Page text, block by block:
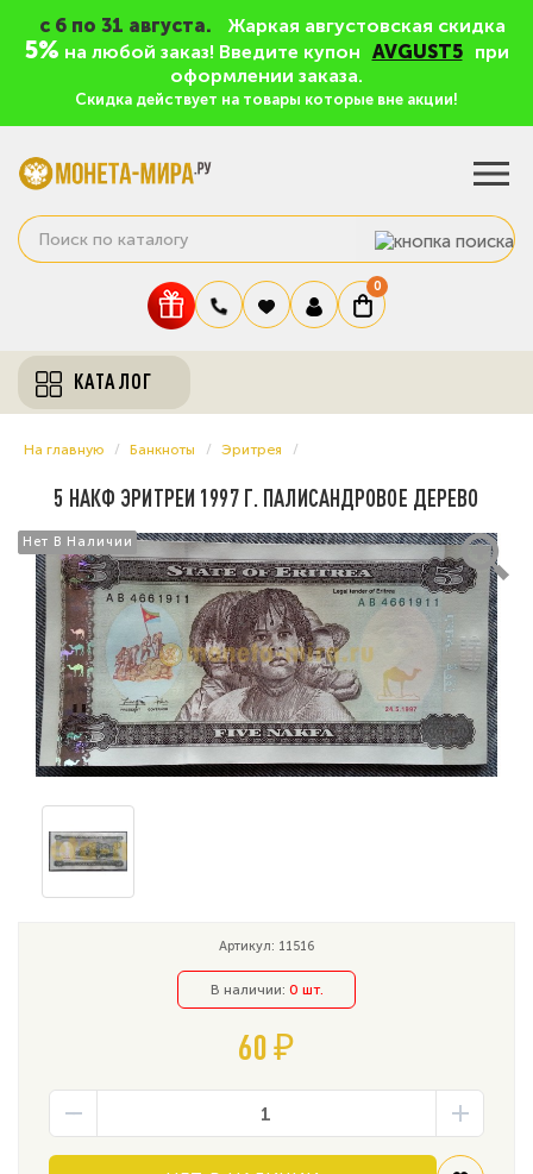
c 6 по 31 августа. Жаркая августовская скидка
5% на любой заказ! Введите купон AVGUST5
при
оформлении заказа.
Скидка действует на товары которые вне акции!
0
КАТАЛОГ
На главную Банкноты Эритрея
5 НАКФ ЭРИТРЕИ 1997 Г. ПАЛИСАНДРОВОЕ ДЕРЕВО
Нет В Наличии
Нет В Наличии
Артикул: 11516
В наличии: 0 шт.
60 ₽